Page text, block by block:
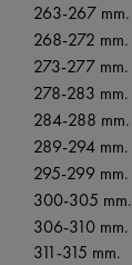
263-267 mm.
268-272 mm.
273-277 mm.
278-283 mm.
284-288 mm.
289-294 mm.
295-299 mm.
300-305 mm.
306-310 mm.
311-315 mm.